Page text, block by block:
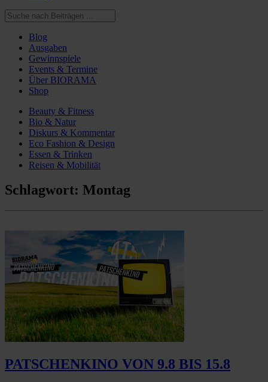
Blog
Ausgaben
Gewinnspiele
Events & Termine
Über BIORAMA
Shop
Beauty & Fitness
Bio & Natur
Diskurs & Kommentar
Eco Fashion & Design
Essen & Trinken
Reisen & Mobilität
Schlagwort: Montag
PATSCHENKINO VON 9.8 BIS 15.8